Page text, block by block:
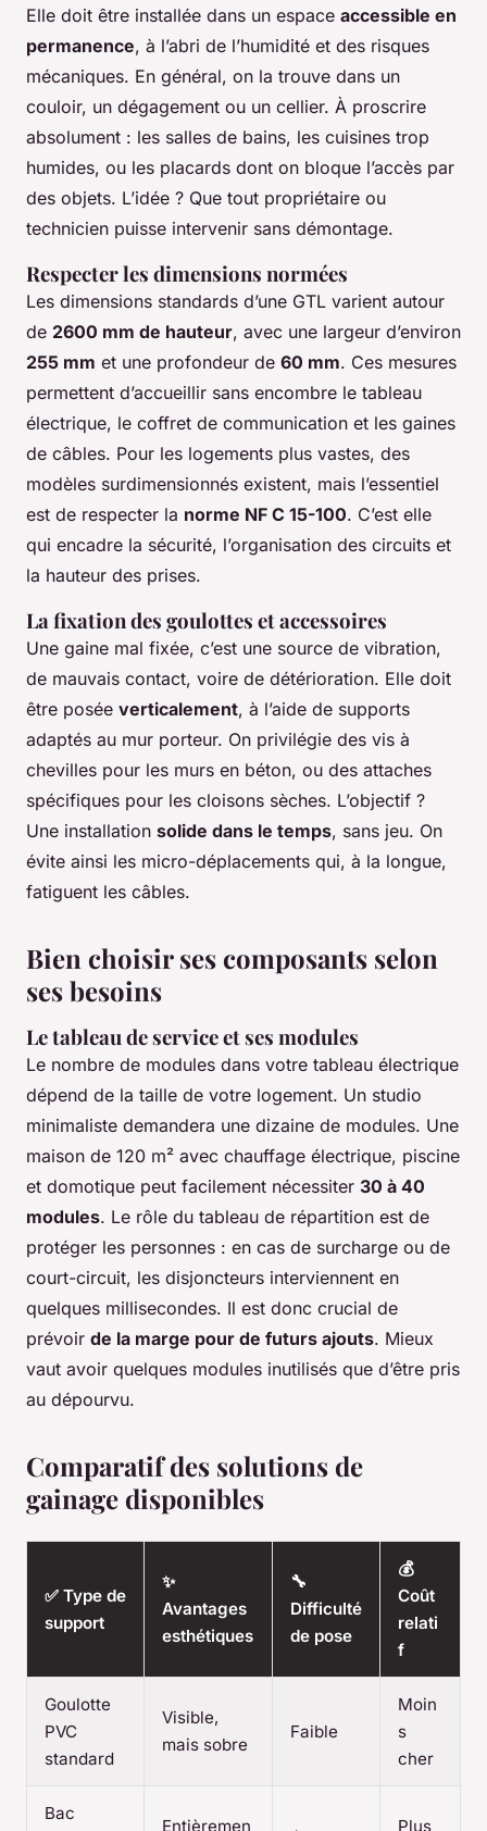
Elle doit être installée dans un espace accessible en
permanence, à l’abri de l’humidité et des risques
mécaniques. En général, on la trouve dans un
couloir, un dégagement ou un cellier. À proscrire
absolument : les salles de bains, les cuisines trop
humides, ou les placards dont on bloque l’accès par
des objets. L’idée ? Que tout propriétaire ou
technicien puisse intervenir sans démontage.
Respecter les dimensions normées
Les dimensions standards d’une GTL varient autour
de 2600 mm de hauteur, avec une largeur d’environ
255 mm et une profondeur de 60 mm. Ces mesures
permettent d’accueillir sans encombre le tableau
électrique, le coffret de communication et les gaines
de câbles. Pour les logements plus vastes, des
modèles surdimensionnés existent, mais l’essentiel
est de respecter la norme NF C 15-100. C’est elle
qui encadre la sécurité, l’organisation des circuits et
la hauteur des prises.
La fixation des goulottes et accessoires
Une gaine mal fixée, c’est une source de vibration,
de mauvais contact, voire de détérioration. Elle doit
être posée verticalement, à l’aide de supports
adaptés au mur porteur. On privilégie des vis à
chevilles pour les murs en béton, ou des attaches
spécifiques pour les cloisons sèches. L’objectif ?
Une installation solide dans le temps, sans jeu. On
évite ainsi les micro-déplacements qui, à la longue,
fatiguent les câbles.
Bien choisir ses composants selon
ses besoins
Le tableau de service et ses modules
Le nombre de modules dans votre tableau électrique
dépend de la taille de votre logement. Un studio
minimaliste demandera une dizaine de modules. Une
maison de 120 m² avec chauffage électrique, piscine
et domotique peut facilement nécessiter 30 à 40
modules. Le rôle du tableau de répartition est de
protéger les personnes : en cas de surcharge ou de
court-circuit, les disjoncteurs interviennent en
quelques millisecondes. Il est donc crucial de
prévoir de la marge pour de futurs ajouts. Mieux
vaut avoir quelques modules inutilisés que d’être pris
au dépourvu.
Comparatif des solutions de
gainage disponibles
✅ Type de
support
✨
Avantages
esthétiques
🔧
Difficulté
de pose
💰
Coût
relati
f
Goulotte
PVC
standard
Visible,
mais sobre
Faible
Moin
s
cher
Bac
Entièremen Plus